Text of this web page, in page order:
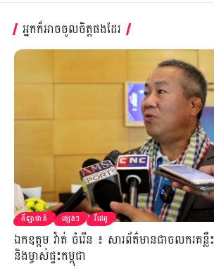
អ្នកក៏អាចចូលចិត្តផងដែរ
កីឡាជាតិ ផ្សេងៗ វីដេអូ
ឯកឧត្ដម វ៉ាត់ ចំរើន ៖ សារព័ត៌មានជាចលករគន្លឹ
និងម្ចាស់ផ្ទះកម្ពុជា